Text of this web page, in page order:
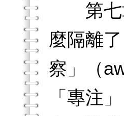
第七章
麼隔離
察」（
「專注